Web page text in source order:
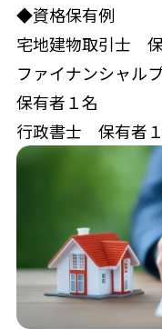
◆資格保有例
宅地建物取引士
ファイナンシャル
保有者１名
行政書士 保有者